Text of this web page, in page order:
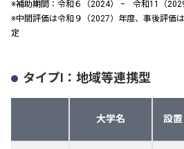
※補助期間：令和６（2024） ｰ 令和11（
※中間評価は令和９（2027）年度、事後評価
定
タイプⅠ：地域等連携型
大学名 設置